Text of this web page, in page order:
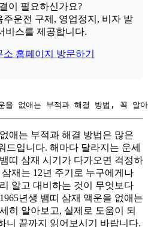
이 필요하신가요?
운전 구제, 영업정지, 비자 발
비스를 제공합니다.
홈페이지 방문하기
애는 부적과 해결 방법은 많은
드입니다. 해마다 달라지는 운세
띠 삼재 시기가 다가오면 걱정하
재는 12년 주기로 누구에게나
알고 대비하는 것이 무엇보다
년생 뱀띠 삼재 액운을 없애는
히 알아보고, 실제로 도움이 되
니 끝까지 읽어보시기 바랍니다.